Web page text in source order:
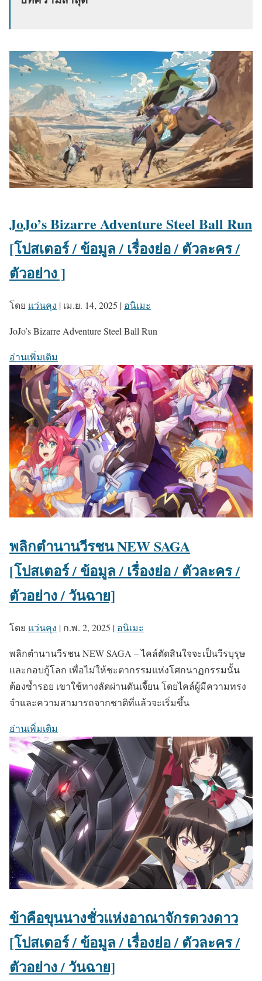
JoJo’s Bizarre Adventure Steel Ball Run
[โปสเตอร์ / ข้อมูล / เรื่องย่อ / ตัวละคร /
ตัวอย่าง ]
โดย แว่นคุง | เม.ย. 14, 2025 | อนิเมะ
JoJo’s Bizarre Adventure Steel Ball Run
อ่านเพิ่มเติม
พลิกตำนานวีรชน NEW SAGA
[โปสเตอร์ / ข้อมูล / เรื่องย่อ / ตัวละคร /
ตัวอย่าง / วันฉาย]
โดย แว่นคุง | ก.พ. 2, 2025 | อนิเมะ
พลิกตำนานวีรชน NEW SAGA – ไคล์ตัดสินใจจะเป็นวีรบุรุษ
และกอบกู้โลก เพื่อไม่ให้ชะตากรรมแห่งโศกนาฏกรรมนั้น
ต้องซ้ำรอย เขาใช้ทางลัดผ่านดันเจี้ยน โดยไคล์ผู้มีความทรง
จำและความสามารถจากชาติที่แล้วจะเริ่มขึ้น
อ่านเพิ่มเติม
ข้าคือขุนนางชั่วแห่งอาณาจักรดวงดาว
[โปสเตอร์ / ข้อมูล / เรื่องย่อ / ตัวละคร /
ตัวอย่าง / วันฉาย]